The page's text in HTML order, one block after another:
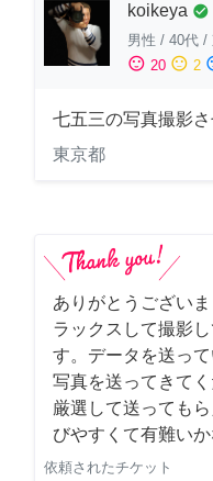
koikeya check_circle
男性 / 40代 /
sentiment_satisfied 20 sentiment_neutral 2
七五三の写真撮影さ
東京都
ありがとうござい
ラックスして撮影
す。データを送っ
写真を送ってきて
厳選して送っても
びやすくて有難い
依頼されたチケット